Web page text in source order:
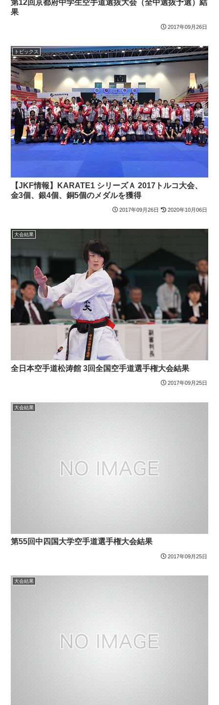
第12回京都府中学生空手道選抜大会（全中選抜予選）結
果
2017年09月26日
トピックス
【JKF情報】KARATE1 シリーズＡ 2017トルコ大会、
金3個、銀4個、銅5個のメダルを獲得
2017年09月26日 2020年10月06日
大会結果
全日本空手道松涛館 3回全国空手道選手権大会結果
2017年09月25日
大会結果
第55回中四国大学空手道選手権大会結果
2017年09月25日
大会結果